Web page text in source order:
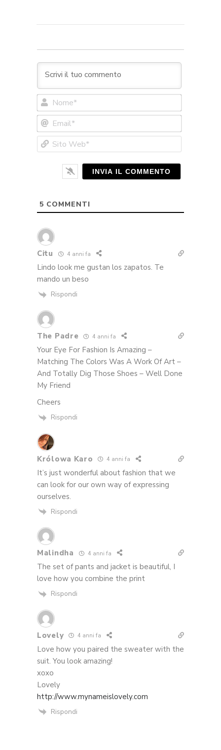
Web*
5 COMMENTI
Citu 4 anni fa
Lindo look me gustan los zapatos. Te
mando un beso
Rispondi
The Padre 4 anni fa
Your Eye For Fashion Is Amazing –
Matching The Colors Was A Work Of Art –
And Totally Dig Those Shoes – Well Done
My Friend
Cheers
Rispondi
Królowa Karo 4 anni fa
It’s just wonderful about fashion that we
can look for our own way of expressing
ourselves.
Rispondi
Malindha 4 anni fa
The set of pants and jacket is beautiful, I
love how you combine the print
Rispondi
Lovely 4 anni fa
Love how you paired the sweater with the
suit. You look amazing!
xoxo
Lovely
http://www.mynameislovely.com
Rispondi